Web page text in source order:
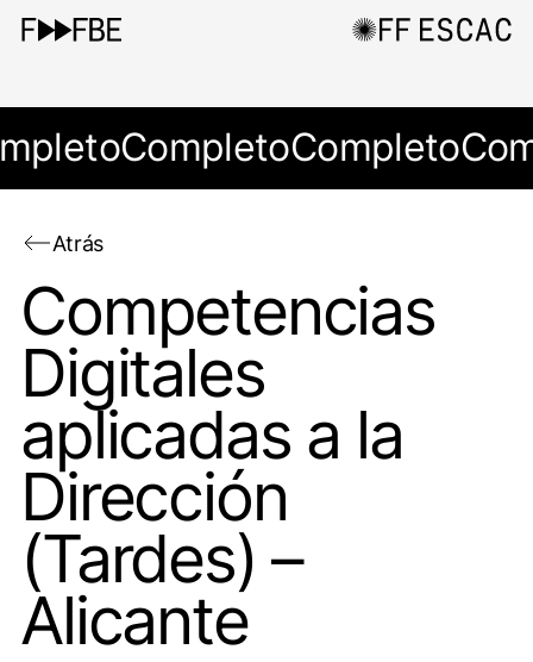
CompletoCompleto
Atrás
Competencias
Digitales
aplicadas a la
Dirección
(Tardes) –
Alicante